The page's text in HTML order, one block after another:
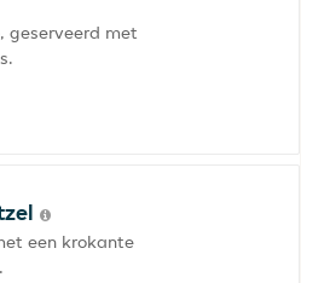
geserveerd met
een krokante